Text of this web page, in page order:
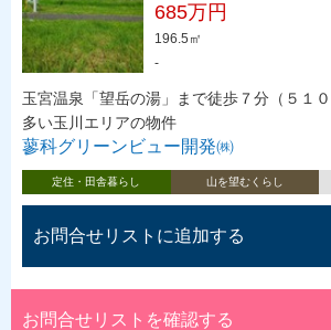
685万円
196.5㎡
-
玉宮温泉「望岳の湯」まで徒歩７分（５１
多い玉川エリアの物件
蓼科グリーンビュー開発㈱
定住・田舎暮らし 山を望むくらし
お問合せリストに追加する
お問合せリストを確認する